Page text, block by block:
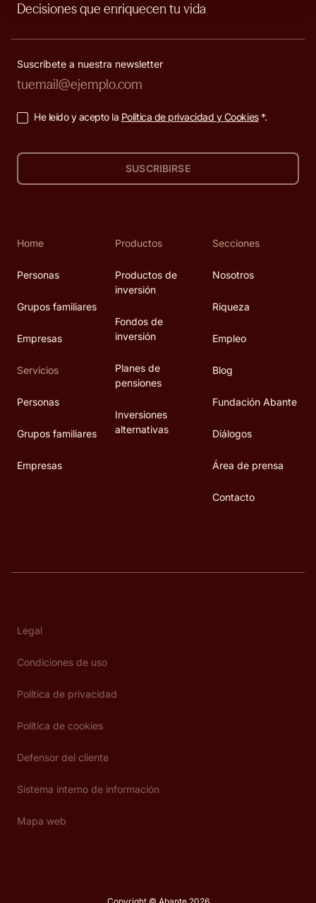
Decisiones que enriquecen tu vida
Suscríbete a nuestra newsletter
He leído y acepto la Política de privacidad y Cookies*.
SUSCRIBIRSE
Home
Personas
Grupos familiares
Empresas
Servicios
Personas
Grupos familiares
Empresas
Productos
Productos de
inversión
Fondos de
inversión
Planes de
pensiones
Inversiones
alternativas
Secciones
Nosotros
Riqueza
Empleo
Blog
Fundación Abante
Diálogos
Área de prensa
Contacto
Legal
Condiciones de uso
Política de privacidad
Política de cookies
Defensor del cliente
Sistema interno de información
Mapa web